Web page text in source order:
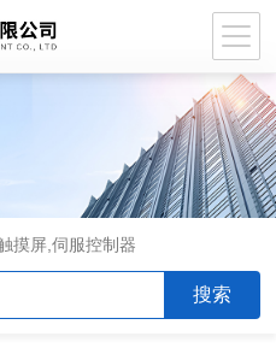
摸屏,伺服控制器